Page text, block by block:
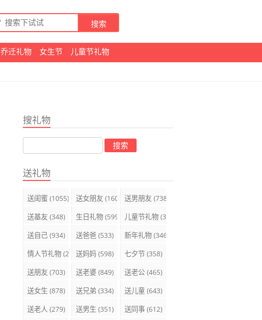
乔迁礼物 女生节
儿童节礼物
搜礼物
送礼物
送闺蜜 (1055) 送女朋友 (1600)送男朋友 (738)
送基友 (348) 生日礼物 (599) 儿童节礼物 (395)
送自己 (934) 送爸爸 (533) 新年礼物 (346)
情人节礼物 (289)送妈妈 (598) 七夕节 (358)
送朋友 (703) 送老婆 (849) 送老公 (465)
送女生 (878) 送兄弟 (334) 送儿童 (643)
送老人 (279) 送男生 (351) 送同事 (612)